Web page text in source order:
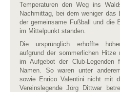
Temperaturen den Weg ins
Nachmittag, bei dem weniger das
der gemeinsame Fußball und die
im Mittelpunkt standen.
Die ursprünglich erhoffte
aufgrund der sommerlichen
im Aufgebot der Club-Legenden
Namen. So waren unter
sowie Enrico Valentini nicht mit
Vereinslegende Jörg Dittwar